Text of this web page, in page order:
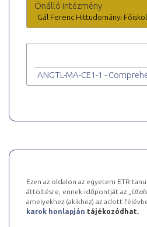
Önálló intézmény
Gál Ferenc Hittudományi
ANGTL-MA-CE1-1 -
Ezen az oldalon az egyetem ETR
áttöltésre, ennek időpontját az „
amelyekhez (akikhez) az adott
karok honlapján tájékozódhat.